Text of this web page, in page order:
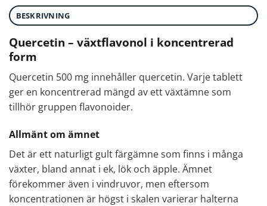
BESKRIVNING
Quercetin – växtflavonol i koncentrerad
form
Quercetin 500 mg innehåller quercetin. Varje tablett
ger en koncentrerad mängd av ett växtämne som
tillhör gruppen flavonoider.
Allmänt om ämnet
Det är ett naturligt gult färgämne som finns i många
växter, bland annat i ek, lök och äpple. Ämnet
förekommer även i vindruvor, men eftersom
koncentrationen är högst i skalen varierar halterna